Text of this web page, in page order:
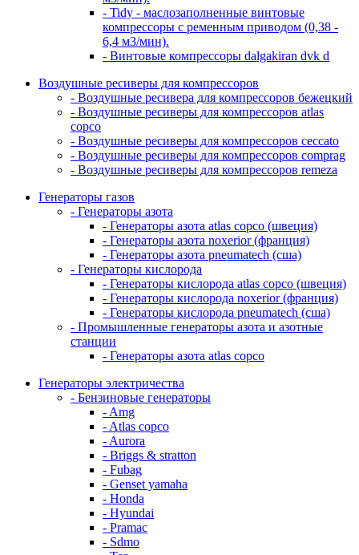
- Tidy - маслозаполненные винтовые
компрессоры с ременным приводом (0,38 -
6,4 м3/мин).
- Винтовые компрессоры dalgakiran dvk d
Воздушные ресиверы для компрессоров
- Воздушные ресивера для компрессоров бежецкий
- Воздушные ресиверы для компрессоров atlas
copco
- Воздушные ресиверы для компрессоров ceccato
- Воздушные ресиверы для компрессоров comprag
- Воздушные ресиверы для компрессоров remeza
Генераторы газов
- Генераторы азота
- Генераторы азота atlas copco (швеция)
- Генераторы азота noxerior (франция)
- Генераторы азота pneumatech (сша)
- Генераторы кислорода
- Генераторы кислорода atlas copco (швеция)
- Генераторы кислорода noxerior (франция)
- Генераторы кислорода pneumatech (сша)
- Промышленные генераторы азота и азотные
станции
- Генераторы азота atlas copco
Генераторы электричества
- Бензиновые генераторы
- Amg
- Atlas copco
- Aurora
- Briggs & stratton
- Fubag
- Genset yamaha
- Honda
- Hyundai
- Pramac
- Sdmo